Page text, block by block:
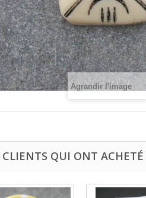
Agrandir l'image
CLIENTS QUI ONT